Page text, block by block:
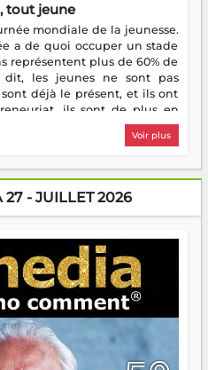
tout jeune
mondiale de la jeunesse.
a de quoi occuper un stade
représentent plus de 60% de
dit, les jeunes ne sont pas
déjà le présent, et ils ont
ils sont de plus en
à créer, à risquer — souvent
mais toujours avec cette
culture, les nouvelles sont
vient de décrocher le
Miangaly Elia rafle le Prix
Alors oui, on pourrait
chez soi satisfait. Mais ce
essentielle. La fougue, ça
vite. Une flamme sans
qu'elle peut consumer. C'est
— pas pour reprendre le
où sont les récifs. Les jeunes
comme on dit. Ce
— c'est une question
Voir plus
27 - JUILLET 2026